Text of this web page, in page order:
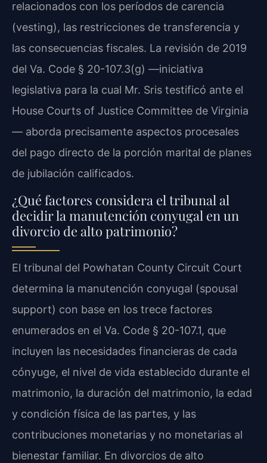
relacionados con los períodos de carencia
(vesting), las restricciones de transferencia y
las consecuencias fiscales. La revisión de 2019
del Va. Code § 20-107.3(g) —iniciativa
legislativa para la cual Mr. Sris testificó ante el
House Courts of Justice Committee de Virginia
— aborda precisamente aspectos procesales
del pago directo de la porción marital de planes
de jubilación calificados.
¿Qué factores considera el tribunal al
decidir la manutención conyugal en un
divorcio de alto patrimonio?
El tribunal del Powhatan County Circuit Court
determina la manutención conyugal (spousal
support) con base en los trece factores
enumerados en el Va. Code § 20-107.1, que
incluyen las necesidades financieras de cada
cónyuge, el nivel de vida establecido durante el
matrimonio, la duración del matrimonio, la edad
y condición física de las partes, y las
contribuciones monetarias y no monetarias al
bienestar familiar. En divorcios de alto